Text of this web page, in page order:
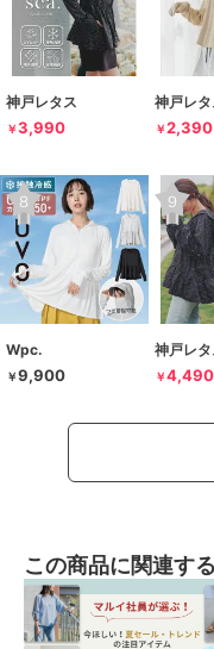
神戸レタス
￥3,990
神戸レタ
￥2,390
Wpc.
￥9,900
神戸レタ
￥4,490
この商品に関連す